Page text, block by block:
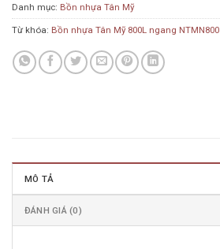
Danh mục: Bồn nhựa Tân Mỹ
Từ khóa: Bồn nhựa Tân Mỹ 800L ngang NTMN800
MÔ TẢ
ĐÁNH GIÁ (0)